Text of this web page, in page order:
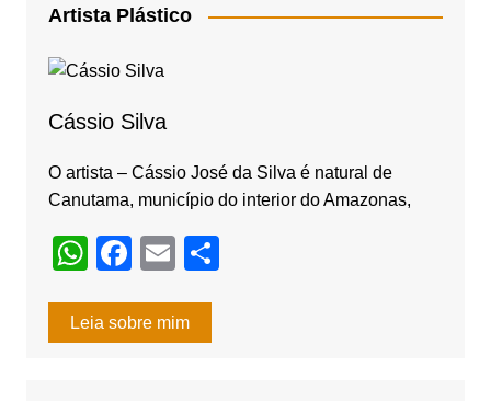
e
b
o
k
gr
a
Artista Plástico
Cássio Silva
O artista – Cássio José da Silva é natural de
Canutama, município do interior do Amazonas,
W
at
F
c
E
ail
Leia sobre mim